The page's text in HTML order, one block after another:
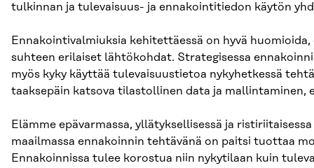
tulkinnan ja tulevaisuus- ja ennakointitiedon käytön
Ennakointivalmiuksia kehitettäessä on hyvä
suhteen erilaiset lähtökohdat. Strategisessa
myös kyky käyttää tulevaisuustietoa nykyhetkessä
taaksepäin katsova tilastollinen data ja mallintaminen,
Elämme epävarmassa, yllätyksellisessä ja
maailmassa ennakoinnin tehtävänä on paitsi tuottaa
Ennakoinnissa tulee korostua niin nykytilaan kuin